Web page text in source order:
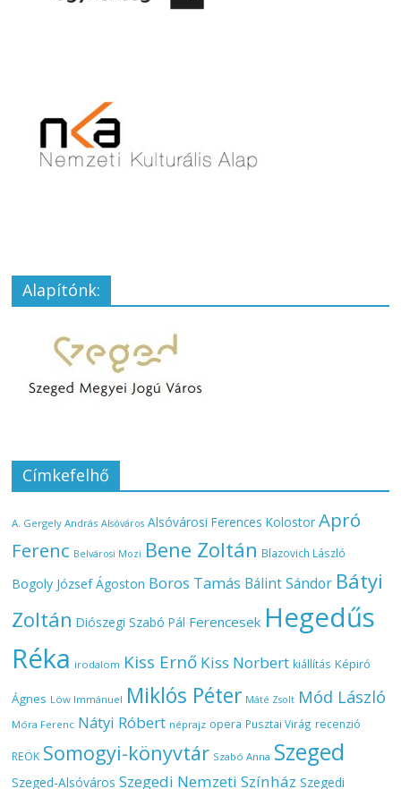
Alapítónk:
Címkefelhő
A. Gergely András Alsóváros Alsóvárosi Ferences Kolostor Apró
Ferenc Belvárosi Mozi Bene Zoltán Blazovich László
Bogoly József Ágoston Boros Tamás Bálint Sándor Bátyi
Zoltán Diószegi Szabó Pál Ferencesek Hegedűs
Réka irodalom Kiss Ernő Kiss Norbert kiállítás Képiró
Ágnes Löw Immánuel Miklós Péter Máté Zsolt Mód László
Móra Ferenc Nátyi Róbert néprajz opera Pusztai Virág recenzió
REÖK Somogyi-könyvtár Szabó Anna Szeged
Szeged-Alsóváros Szegedi Nemzeti Színház Szegedi